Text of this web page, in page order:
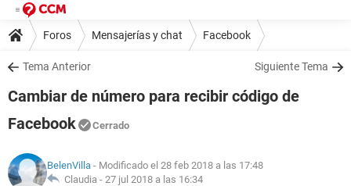
Foros Mensajerías y chat Facebook
Tema Anterior Siguiente Tema
Cambiar de número para recibir código de
Facebook
Cerrado
BelenVilla - Modificado el 28 feb 2018 a las 17:48
Claudia - 27 jul 2018 a las 16:34